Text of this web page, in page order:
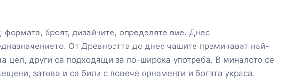
броят, дизайните, определяте вие. Днес
От Древността до днес чашите преминават най-
цел, други са подходящи за по-широка употреба. В миналото се
затова и са били с повече орнаменти и богата украса.